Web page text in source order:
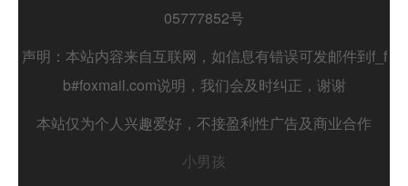
05777852号
声明：本站内容来自互联网，如信息有错误可发邮件到f_f
b#foxmail.com说明，我们会及时纠正，谢谢
本站仅为个人兴趣爱好，不接盈利性广告及商业合作
小男孩